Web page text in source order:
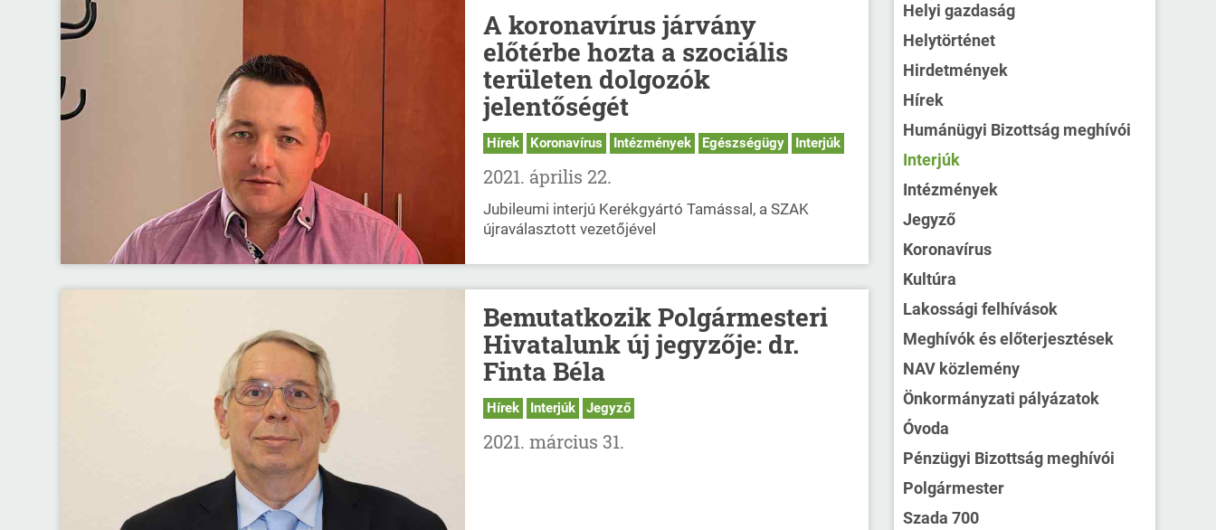
A koronavírus járvány
előtérbe hozta a szociális
területen dolgozók
jelentőségét
Hírek Koronavírus Intézmények Egészségügy Interjúk
2021. április 22.
Jubileumi interjú Kerékgyártó Tamással, a SZAK
újraválasztott vezetőjével
Bemutatkozik Polgármesteri
Hivatalunk új jegyzője: dr.
Finta Béla
Hírek Interjúk Jegyző
2021. március 31.
Helyi gazdaság
Helytörténet
Hirdetmények
Hírek
Humánügyi Bizottság meghívói
Interjúk
Intézmények
Jegyző
Koronavírus
Kultúra
Lakossági felhívások
Meghívók és előterjesztések
NAV közlemény
Önkormányzati pályázatok
Óvoda
Pénzügyi Bizottság meghívói
Polgármester
Szada 700